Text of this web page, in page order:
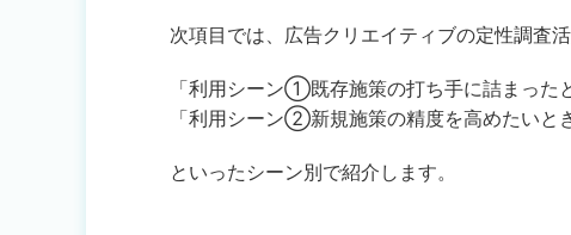
次項目では、広告クリエイティブの定性調査活
「利用シーン①既存施策の打ち手に詰まった
「利用シーン②新規施策の精度を高めたいと
といったシーン別で紹介します。